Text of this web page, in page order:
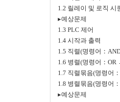
1.2 릴레이 및 로직 시
▸예상문제
1.3 PLC 제어
1.4 시작과 출력
1.5 직렬(명령어：
1.6 병렬(명령어：OR
1.7 직렬묶음(명령어
1.8 병렬묶음(명령어
▸예상문제